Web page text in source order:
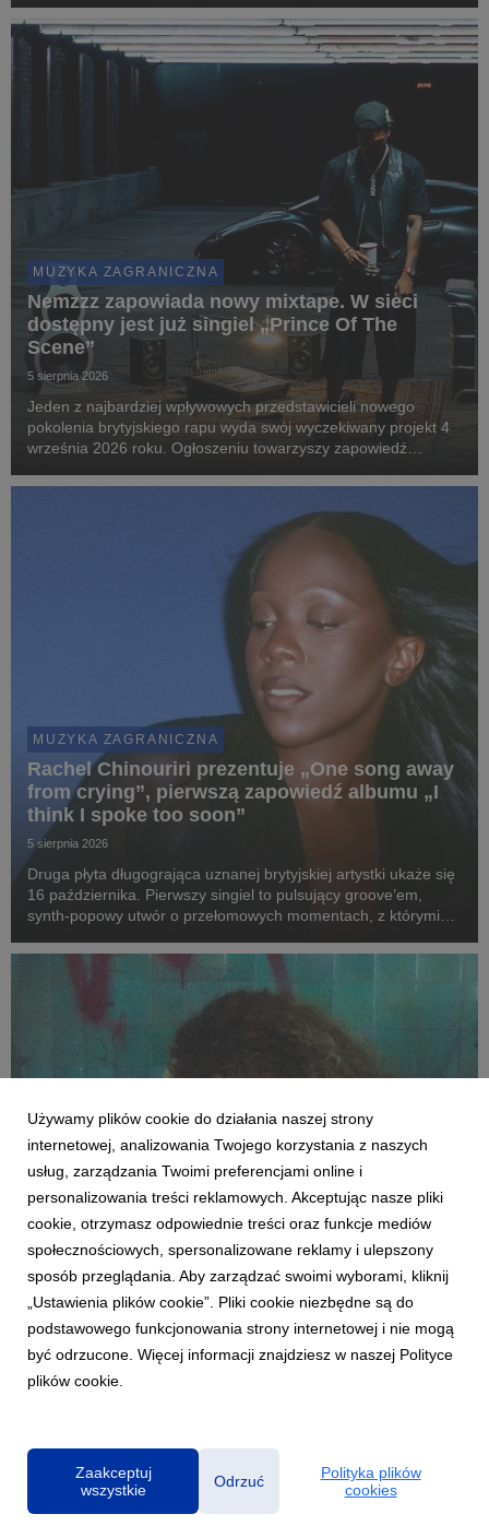
Sensation (Afterhours Mix)”.
MUZYKA ZAGRANICZNA
Nemzzz zapowiada nowy mixtape. W sieci
dostępny jest już singiel „Prince Of The
Scene”
5 sierpnia 2026
Jeden z najbardziej wpływowych przedstawicieli nowego
pokolenia brytyjskiego rapu wyda swój wyczekiwany projekt 4
września 2026 roku. Ogłoszeniu towarzyszy zapowiedź
MUZYKA ZAGRANICZNA
Rachel Chinouriri prezentuje „One song away
from crying”, pierwszą zapowiedź albumu „I
think I spoke too soon”
5 sierpnia 2026
Druga płyta długogrająca uznanej brytyjskiej artystki ukaże się
16 października. Pierwszy singiel to pulsujący groove’em,
synth-popowy utwór o przełomowych momentach, z którymi
MUZYKA ZAGRANICZNA
Bella Kay wydaje debiutancki album "My
Reckless Abandon"
16 lipca 2026
Bella Kay wkracza w rok pełen emocji. Wylansowała przebój
"iloveitiloveitiloveit" i właśnie kończy debiutancki album. W jej
koncertach wyczuwa się pewną surowość, która budzi w
Używamy plików cookie do działania naszej strony
internetowej, analizowania Twojego korzystania z naszych
usług, zarządzania Twoimi preferencjami online i
personalizowania treści reklamowych. Akceptując nasze pliki
cookie, otrzymasz odpowiednie treści oraz funkcje mediów
społecznościowych, spersonalizowane reklamy i ulepszony
sposób przeglądania. Aby zarządzać swoimi wyborami, kliknij
„Ustawienia plików cookie”. Pliki cookie niezbędne są do
podstawowego funkcjonowania strony internetowej i nie mogą
być odrzucone. Więcej informacji znajdziesz w naszej Polityce
plików cookie.
Zaakceptuj
wszystkie
Odrzuć
Polityka plików
cookies